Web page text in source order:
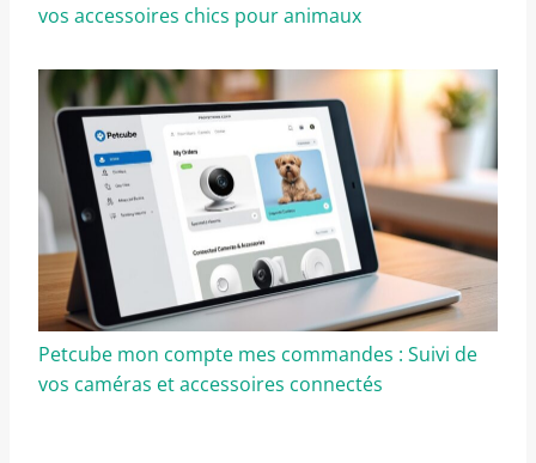
vos accessoires chics pour animaux
Petcube mon compte mes commandes : Suivi de
vos caméras et accessoires connectés